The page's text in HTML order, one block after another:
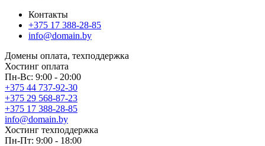
Контакты
+375 17 388-28-85
info@domain.by
Домены оплата, техподдержка
Хостинг оплата
Пн-Вс: 9:00 - 20:00
+375 44 737-92-30
+375 29 568-87-23
+375 17 388-28-85
info@domain.by
Хостинг техподдержка
Пн-Пт: 9:00 - 18:00